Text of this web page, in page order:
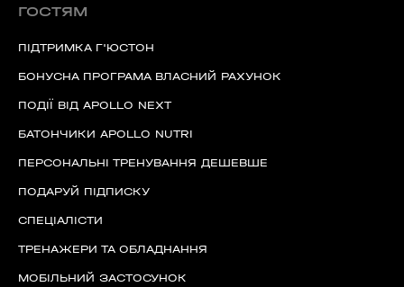
ГОСТЯМ
ПІДТРИМКА Г'ЮСТОН
БОНУСНА ПРОГРАМА ВЛАСНИЙ РАХУНОК
ПОДІЇ ВІД APOLLO NEXT
БАТОНЧИКИ APOLLO NUTRI
ПЕРСОНАЛЬНІ ТРЕНУВАННЯ ДЕШЕВШЕ
ПОДАРУЙ ПІДПИСКУ
СПЕЦІАЛІСТИ
ТРЕНАЖЕРИ ТА ОБЛАДНАННЯ
МОБІЛЬНИЙ ЗАСТОСУНОК